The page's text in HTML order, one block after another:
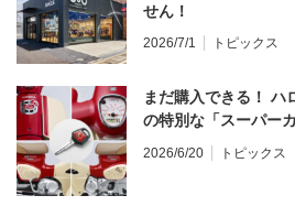
せん！
2026/7/1 トピックス
まだ購入できる！ ハ
の特別な「スーパーカ
2026/6/20 トピックス